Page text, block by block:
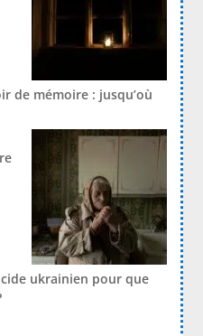
de mémoire : jusqu’où
ukrainien pour que